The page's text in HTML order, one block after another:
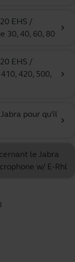
EHS /
30, 40, 60, 80
chevron_right
EHS /
420, 500,
chevron_right
pour qu'il
chevron_right
le Jabra
w/ E-Rhl